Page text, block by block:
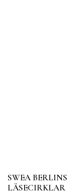
SWEA BERLINS
LÄSECIRKLAR